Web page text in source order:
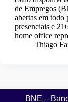
de Empregos
abertas em todo
presenciais e
home office
Thiago
BNE –